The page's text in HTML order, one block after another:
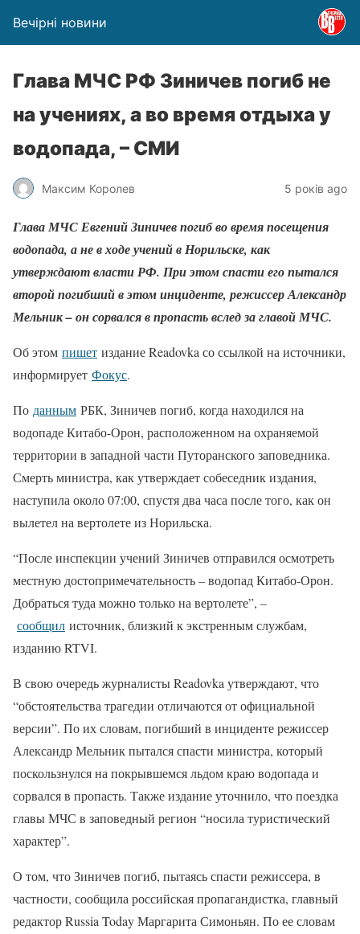
Вечірні новини
Глава МЧС РФ Зиничев погиб не
на учениях, а во время отдыха у
водопада, – СМИ
Максим Королев 5 років ago
Глава МЧС Евгений Зиничев погиб во время посещения
водопада, а не в ходе учений в Норильске, как
утверждают власти РФ. При этом спасти его пытался
второй погибший в этом инциденте, режиссер Александр
Мельник – он сорвался в пропасть вслед за главой МЧС.
Об этом пишет издание Readovka со ссылкой на источники,
информирует Фокус.
По данным РБК, Зиничев погиб, когда находился на
водопаде Китабо-Орон, расположенном на охраняемой
территории в западной части Путоранского заповедника.
Смерть министра, как утверждает собеседник издания,
наступила около 07:00, спустя два часа после того, как он
вылетел на вертолете из Норильска.
“После инспекции учений Зиничев отправился осмотреть
местную достопримечательность – водопад Китабо-Орон.
Добраться туда можно только на вертолете”, –
сообщил источник, близкий к экстренным службам,
изданию RTVI.
В свою очередь журналисты Readovka утверждают, что
“обстоятельства трагедии отличаются от официальной
версии”. По их словам, погибший в инциденте режиссер
Александр Мельник пытался спасти министра, который
поскользнулся на покрывшемся льдом краю водопада и
сорвался в пропасть. Также издание уточнило, что поездка
главы МЧС в заповедный регион “носила туристический
характер”.
О том, что Зиничев погиб, пытаясь спасти режиссера, в
частности, сообщила российская пропагандистка, главный
редактор Russia Today Маргарита Симоньян. По ее словам